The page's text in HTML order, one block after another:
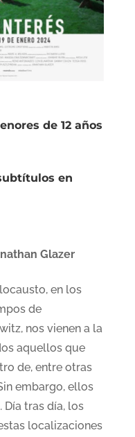
de 12 años
en
Glazer
en los
de
nos vienen a la
aquellos que
de, entre otras
embargo, ellos
tras día, los
localizaciones